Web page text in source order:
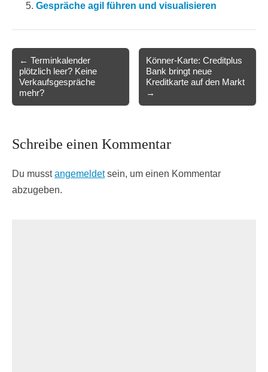
Gespräche agil führen und visualisieren
Post
navigation
← Terminkalender
plötzlich leer? Keine
Verkaufsgespräche
mehr?
Könner-Karte: Creditplus
Bank bringt neue
Kreditkarte auf den Markt
→
Schreibe einen Kommentar
Du musstangemeldetsein, um einen Kommentar
abzugeben.